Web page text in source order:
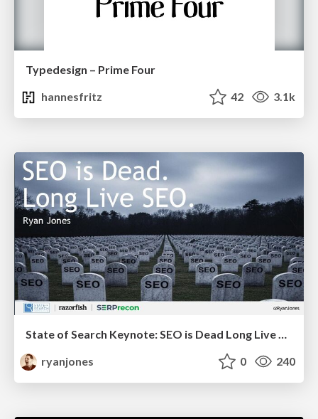
Typedesign – Prime Four
hannesfritz
42 3.1k
State of Search Keynote: SEO is Dead Long Live SEO
ryanjones
0 240